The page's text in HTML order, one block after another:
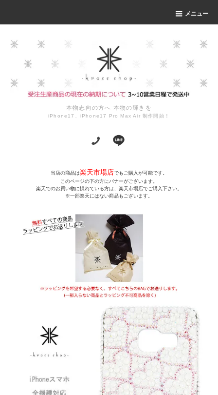
メニュー
本物志向の方へ 本物の輝きを
iPhone17、iPhone17 Pro Max Air 制作開始！
当店の商品は楽天市場店でもご購入が可能です。
このページの下の方にバナーがございます。
楽天でのお買い物に慣れている方は、楽天市場店でご購入下さい。
※一部楽天にはない商品もございます。